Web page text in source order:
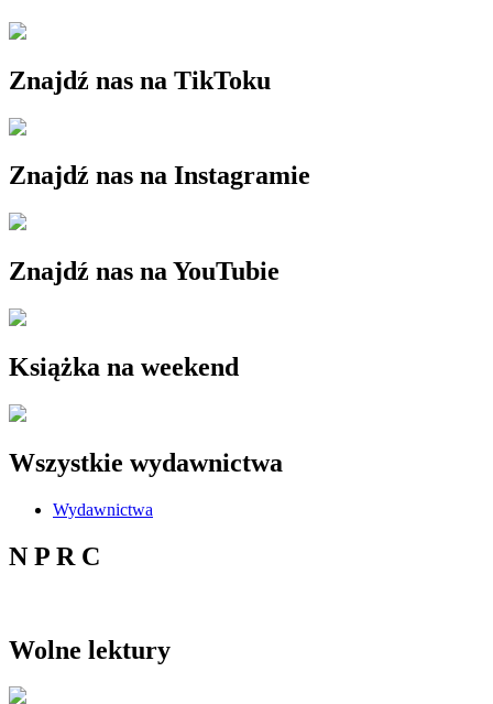
Znajdź nas na TikToku
Znajdź nas na Instagramie
Znajdź nas na YouTubie
Książka na weekend
Wszystkie wydawnictwa
Wydawnictwa
N P R C
Wolne lektury